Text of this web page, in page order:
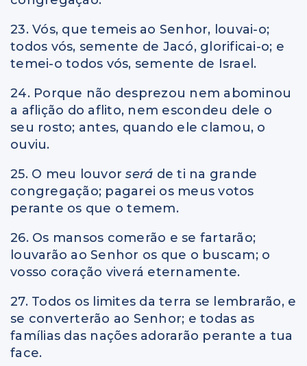
23. Vós, que temeis ao Senhor, louvai-o;
todos vós, semente de Jacó, glorificai-o; e
temei-o todos vós, semente de Israel.
24. Porque não desprezou nem abominou
a aflição do aflito, nem escondeu dele o
seu rosto; antes, quando ele clamou, o
ouviu.
25. O meu louvorserá de ti na grande
congregação; pagarei os meus votos
perante os que o temem.
26. Os mansos comerão e se fartarão;
louvarão ao Senhor os que o buscam; o
vosso coração viverá eternamente.
27. Todos os limites da terra se lembrarão, e
se converterão ao Senhor; e todas as
famílias das nações adorarão perante a tua
face.